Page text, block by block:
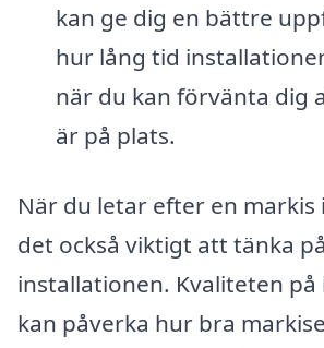
kan ge dig en bättre
hur lång tid
när du kan förvänta dig
är på plats.
När du letar efter en markis
det också viktigt att tänka på
installationen. Kvaliteten
kan påverka hur bra